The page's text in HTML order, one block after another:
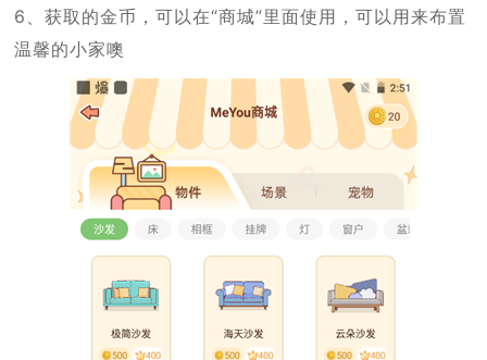
6、获取的金币，可以在“商城”里面使用，可以用来布置
温馨的小家噢